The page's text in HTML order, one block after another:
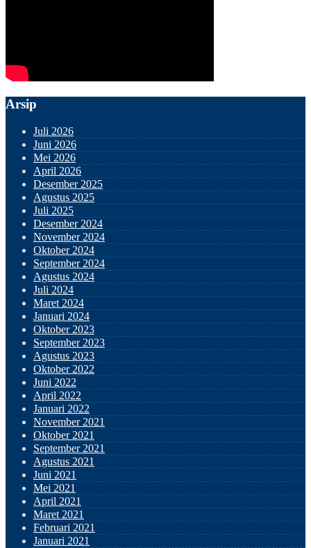
Arsip
Juli 2026
Juni 2026
Mei 2026
April 2026
Desember 2025
Agustus 2025
Juli 2025
Desember 2024
November 2024
Oktober 2024
September 2024
Agustus 2024
Juli 2024
Maret 2024
Januari 2024
Oktober 2023
September 2023
Agustus 2023
Oktober 2022
Juni 2022
April 2022
Januari 2022
November 2021
Oktober 2021
September 2021
Agustus 2021
Juni 2021
Mei 2021
April 2021
Maret 2021
Februari 2021
Januari 2021